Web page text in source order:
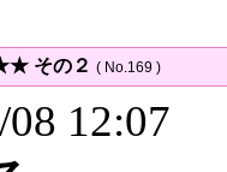
その２ ( No.169 )
12:07